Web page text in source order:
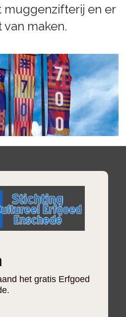
en er
van maken.
het gratis Erfgoed